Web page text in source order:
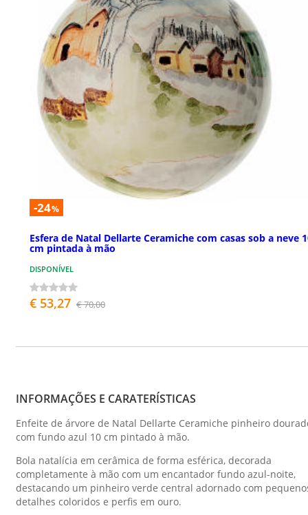
-24%
Esfera de Natal Dellarte Ceramiche com casas sob a neve
cm pintada à mão
DISPONÍVEL
€ 53,27 € 70,00
INFORMAÇÕES E CARATERÍSTICAS
Enfeite de árvore de Natal Dellarte Ceramiche pinheiro
com fundo azul 10 cm pintado à mão.
Bola natalícia em cerâmica de forma esférica, decorada
completamente à mão com um encantador fundo azul-noite,
destacando um pinheiro verde central adornado com
detalhes coloridos e perfis em ouro.